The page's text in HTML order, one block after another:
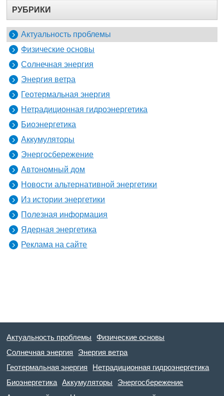
РУБРИКИ
Актуальность проблемы
Физические основы
Солнечная энергия
Энергия ветра
Геотермальная энергия
Нетрадиционная гидроэнергетика
Биоэнергетика
Аккумуляторы
Энергосбережение
Автономный дом
Новости альтернативной энергетики
Из истории энергетики
Полезная информация
Ядерная энергетика
Реклама на сайте
Актуальность проблемы
Физические основы
Солнечная энергия
Энергия ветра
Геотермальная энергия
Нетрадиционная гидроэнергетика
Биоэнергетика
Аккумуляторы
Энергосбережение